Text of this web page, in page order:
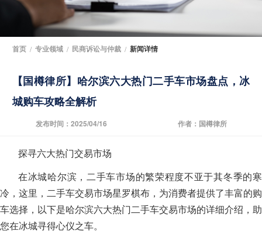
首页 / 专业领域 / 民商诉讼与仲裁 / 新闻详情
【国樽律所】哈尔滨六大热门二手车市场盘点，冰
城购车攻略全解析
发布时间：2025/04/16 作者：国樽律所
探寻六大热门交易市场
在冰城哈尔滨，二手车市场的繁荣程度不亚于其冬季的寒
冷，这里，二手车交易市场星罗棋布，为消费者提供了丰富的购
车选择，以下是哈尔滨六大热门二手车交易市场的详细介绍，助
您在冰城寻得心仪之车。